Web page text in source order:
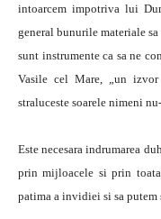
intoarcem impotriva lui
general bunurile materiale
sunt instrumente ca sa ne
Vasile cel Mare, „un
straluceste soarele nimeni
Este necesara indrumarea
prin mijloacele si prin toata
patima a invidiei si sa putem